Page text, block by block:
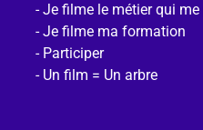
Je filme le métier qui
Je filme ma formation
Participer
Un film = Un arbre